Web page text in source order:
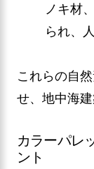
ノキ材
られ、
これらの自
せ、地中海
カラーパレ
ント